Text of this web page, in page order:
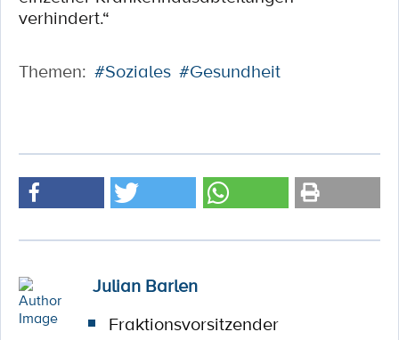
verhindert.“
Themen: #Soziales #Gesundheit
Julian Barlen
Fraktionsvorsitzender